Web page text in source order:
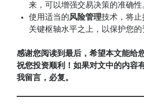
来，可以增强交易决策的准确性
使用适当的风险管理技术，将止
关键枢轴水平之上，以保护您的
感谢您阅读到最后，希望本文能给
祝您投资顺利！如果对文中的内容
我留言，必复。